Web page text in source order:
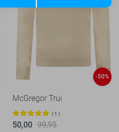
-50%
McGregor Trui
1
50,00 99,95